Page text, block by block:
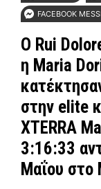
FACEBOOK
Ο Rui
η Maria
στην elite
XTERRA
3:16:33
Μαΐου